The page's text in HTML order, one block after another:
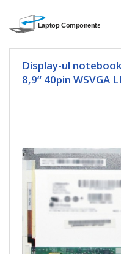
Display-ul
8,9“ 40pin WSVGA